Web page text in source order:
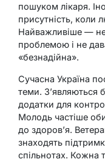
пошуком лікаря.
присутність, коли
Найважливіше — не
проблемою і не
«безнадійна».
Сучасна Україна
теми. З’являються
додатки для
Молодь частіше
до здоров’я.
знаходять
спільнотах. Кожна